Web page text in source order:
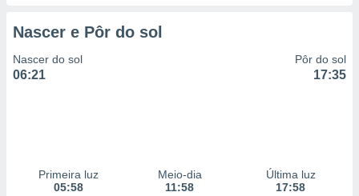
Nascer e Pôr do sol
Nascer do sol
06:21
Pôr do sol
17:35
Primeira luz
05:58
Meio-dia
11:58
Última luz
17:58